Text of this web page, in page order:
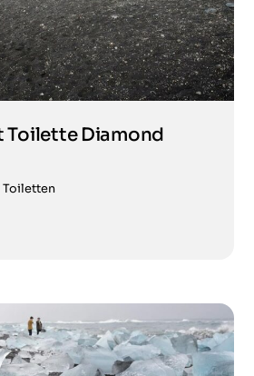
Toilette Diamond
Toiletten